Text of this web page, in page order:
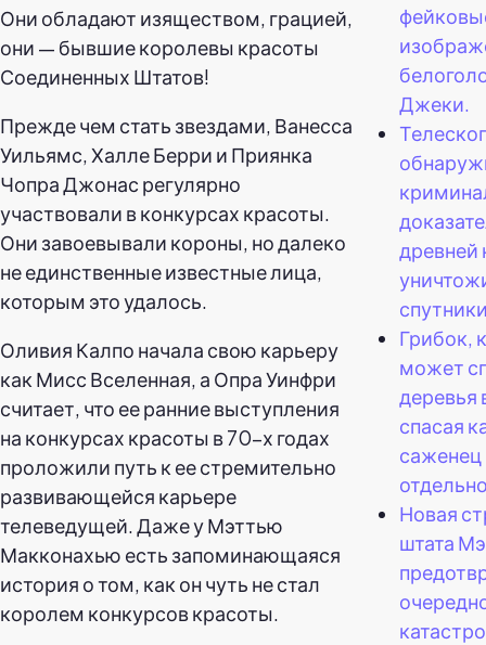
Они обладают изяществом, грацией,
они — бывшие королевы красоты
Соединенных Штатов!
Прежде чем стать звездами, Ванесса
Уильямс, Халле Берри и Приянка
Чопра Джонас регулярно
участвовали в конкурсах красоты.
Они завоевывали короны, но далеко
не единственные известные лица,
которым это удалось.
Оливия Калпо начала свою карьеру
как Мисс Вселенная, а Опра Уинфри
считает, что ее ранние выступления
на конкурсах красоты в 70-х годах
проложили путь к ее стремительно
развивающейся карьере
телеведущей. Даже у Мэттью
Макконахью есть запоминающаяся
история о том, как он чуть не стал
королем конкурсов красоты.
Джеки.
древней
Грибок,
может
деревья
спасая
саженец
Новая
штата